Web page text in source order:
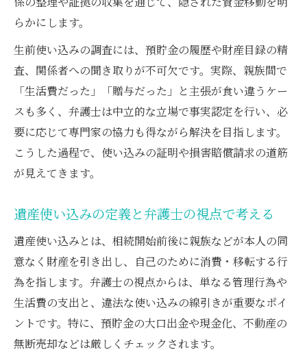
遺産使い込み判例を活かした証拠収集のコ
ツ
税務署対応も見据えた弁護士主導の資料整
理
親族間の不明瞭な資金移動に専門家はどう対処
するか
弁護士が語る親族間資金移動の典型事例と
対策
する方法
親の通帳からの使い込み疑惑へ弁護士が行
う検証
遺産使い込みで問題となる生活費支出の判
断基準
弁護士がアドバイスする刑事告訴と民事請
求の違い
らかにします。
生前使い込みの調査には、預貯金の履歴や財産目録の精
査、関係者への聞き取りが不可欠です。実際、親族間で
「生活費だった」「贈与だった」と主張が食い違うケー
スも多く、弁護士は中立的な立場で事実認定を行い、必
要に応じて専門家の協力も得ながら解決を目指します。
こうした過程で、使い込みの証明や損害賠償請求の道筋
が見えてきます。
遺産使い込みの定義と弁護士の視点で考える
遺産使い込みとは、相続開始前後に親族などが本人の同
意なく財産を引き出し、自己のために消費・移転する行
為を指します。弁護士の視点からは、単なる管理行為や
生活費の支出と、違法な使い込みの線引きが重要なポイ
ントです。特に、預貯金の大口出金や現金化、不動産の
無断売却などは厳しくチェックされます。